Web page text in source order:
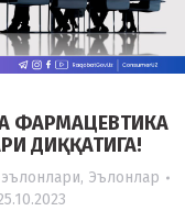
ФАРМАЦЕВТИКА
ДИҚҚАТИГА!
, Эълонлар